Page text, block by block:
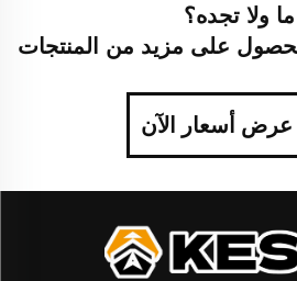
ولا تجده؟
على مزيد من المنتجات
أسعار الآن